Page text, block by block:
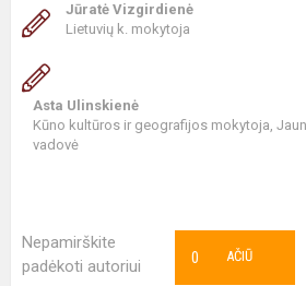
Jūratė Vizgirdienė
Lietuvių k. mokytoja
Asta Ulinskienė
Kūno kultūros ir geografijos mokytoja,
vadovė
Nepamirškite
padėkoti autoriui
AČIŪ
0